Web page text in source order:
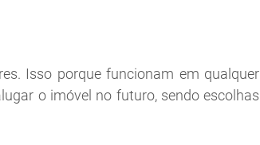
Isso porque funcionam em qualquer
o imóvel no futuro, sendo escolhas